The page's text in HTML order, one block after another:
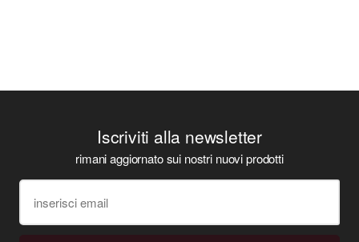
Iscriviti alla newsletter
rimani aggiornato sui nostri nuovi prodotti